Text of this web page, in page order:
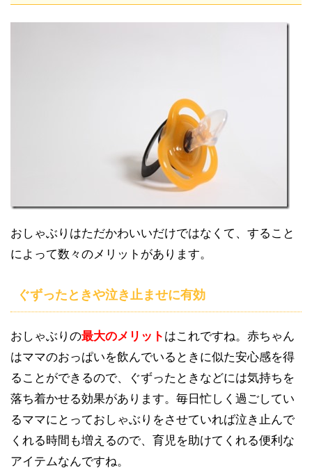
おしゃぶりはただかわいいだけではなくて、すること
によって数々のメリットがあります。
ぐずったときや泣き止ませに有効
おしゃぶりの最大のメリット はこれですね。赤ちゃん
はママのおっぱいを飲んでいるときに似た安心感を得
ることができるので、ぐずったときなどには気持ちを
落ち着かせる効果があります。毎日忙しく過ごしてい
るママにとっておしゃぶりをさせていれば泣き止んで
くれる時間も増えるので、育児を助けてくれる便利な
アイテムなんですね。